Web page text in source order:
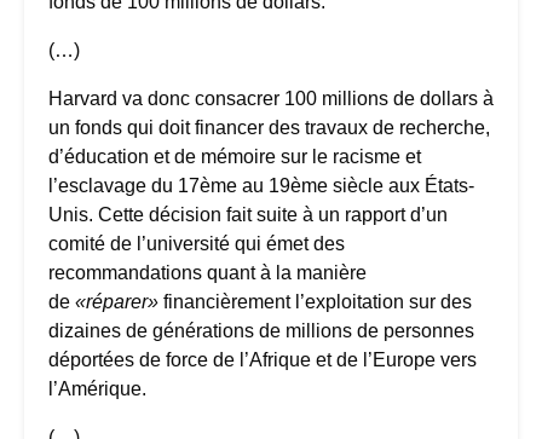
(…)
Harvard va donc consacrer 100 millions de dollars à
un fonds qui doit financer des travaux de recherche,
d’éducation et de mémoire sur le racisme et
l’esclavage du 17ème au 19ème siècle aux États-
Unis. Cette décision fait suite à un rapport d’un
comité de l’université qui émet des
recommandations quant à la manière
de «réparer» financièrement l’exploitation sur des
dizaines de générations de millions de personnes
déportées de force de l’Afrique et de l’Europe vers
l’Amérique.